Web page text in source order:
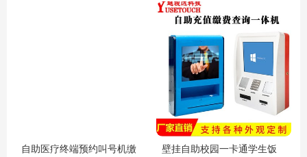
自助医疗终端预约叫号机缴
壁挂自助校园一卡通学生饭